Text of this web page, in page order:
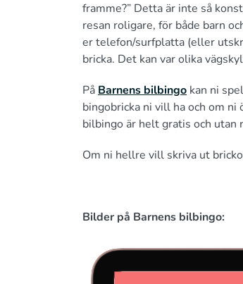
framme?” Detta är inte så
resan roligare, för både barn
er telefon/surfplatta (eller
bricka. Det kan var olika
På Barnens bilbingo kan ni
bingobricka ni vill ha och om ni
bilbingo är helt gratis och utan
Om ni hellre vill skriva ut
Bilder på Barnens bilbingo: